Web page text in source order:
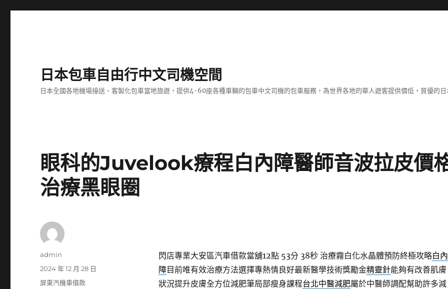
日本包車自由行中文司機空間
日本全國各地機場接送、客製化包車當地旅遊，提供4-60座各種車輛的包車中文司機的包車服務，為世界各地的華人遊客提供價低，質優的
眼科的Juvelook療程白內障醫師音波拉皮價
治療黑眼圈
閃店專業大安區汽車借款當舖12點 53分 38秒治療霧白化水晶體預防終極攻略白內
障目前唯有效治療方法選擇專熱情良好最新醫學技術獎勵金精靈針能夠有改善肌膚
狀況提升皮膚全方位減肥筆局部瘦身課程台北中醫減肥屬於中醫師調配幫助許多減
作
admin
發
佈
2024 年 12 月 28 日
分
屏東汽機車借款